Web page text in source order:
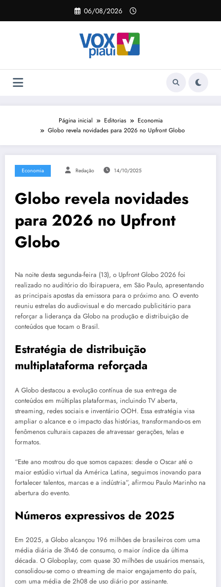
o
06/08/2026
Página inicial Editorias
Economia
Globo revela novidades para 2026 no Upfront Globo
Economia Redação 14/10/2025
Globo revela novidades
para 2026 no Upfront
Globo
Na noite desta segunda-feira (13), o Upfront Globo 2026 foi
realizado no auditório do Ibirapuera, em São Paulo, apresentando
as principais apostas da emissora para o próximo ano. O evento
reuniu estrelas do audiovisual e do mercado publicitário para
reforçar a liderança da Globo na produção e distribuição de
conteúdos que tocam o Brasil.
Estratégia de distribuição
multiplataforma reforçada
A Globo destacou a evolução contínua de sua entrega de
conteúdos em múltiplas plataformas, incluindo TV aberta,
streaming, redes sociais e inventário OOH. Essa estratégia visa
ampliar o alcance e o impacto das histórias, transformando-os em
fenômenos culturais capazes de atravessar gerações, telas e
formatos.
“Este ano mostrou do que somos capazes: desde o Oscar até o
maior estúdio virtual da América Latina, seguimos inovando para
fortalecer talentos, marcas e a indústria”, afirmou Paulo Marinho na
abertura do evento.
Números expressivos de 2025
Em 2025, a Globo alcançou 196 milhões de brasileiros com uma
média diária de 3h46 de consumo, o maior índice da última
década. O Globoplay, com quase 30 milhões de usuários mensais,
consolidou-se como o streaming de maior engajamento do país,
com uma média de 2h08 de uso diário por assinante.